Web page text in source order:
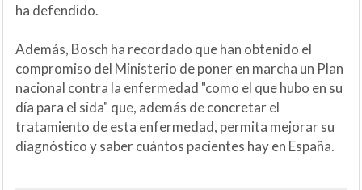
ha defendido.
Además, Bosch ha recordado que han obtenido el
compromiso del Ministerio de poner en marcha un Plan
nacional contra la enfermedad "como el que hubo en su
día para el sida" que, además de concretar el
tratamiento de esta enfermedad, permita mejorar su
diagnóstico y saber cuántos pacientes hay en España.